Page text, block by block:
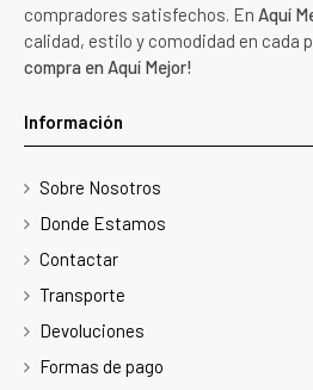
compradores satisfechos. En Aquí
calidad, estilo y comodidad en cada
compra en Aquí Mejor!
Información
Sobre Nosotros
Donde Estamos
Contactar
Transporte
Devoluciones
Formas de pago